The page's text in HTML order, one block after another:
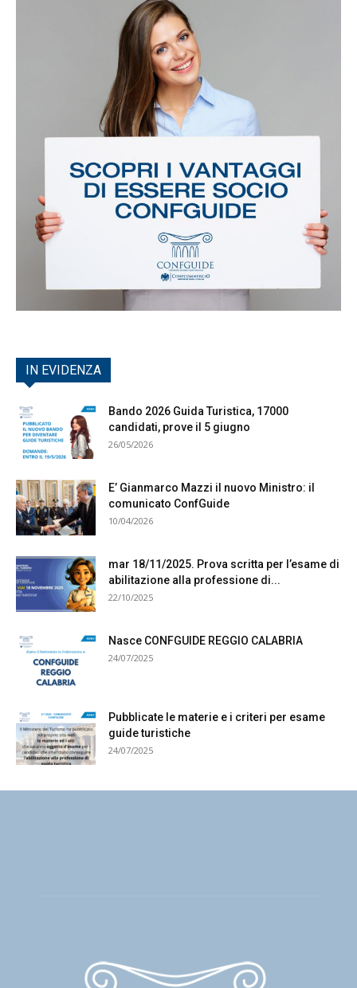
IN EVIDENZA
Bando 2026 Guida Turistica, 17000
candidati, prove il 5 giugno
26/05/2026
E’ Gianmarco Mazzi il nuovo Ministro: il
comunicato ConfGuide
10/04/2026
mar 18/11/2025. Prova scritta per l’esame di
abilitazione alla professione di...
22/10/2025
Nasce CONFGUIDE REGGIO CALABRIA
24/07/2025
Pubblicate le materie e i criteri per esame
guide turistiche
24/07/2025